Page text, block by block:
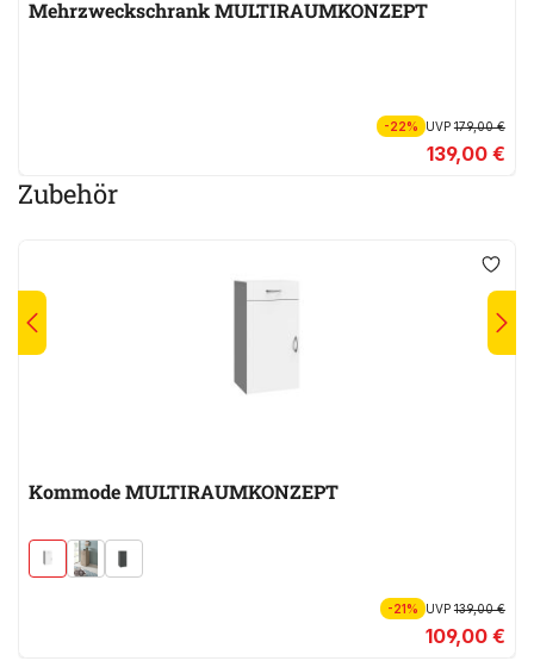
Mehrzweckschrank MULTIRAUMKONZEPT
-22% UVP179,00 €
139,00 €
Zubehör
Kommode MULTIRAUMKONZEPT
-21% UVP139,00 €
109,00 €